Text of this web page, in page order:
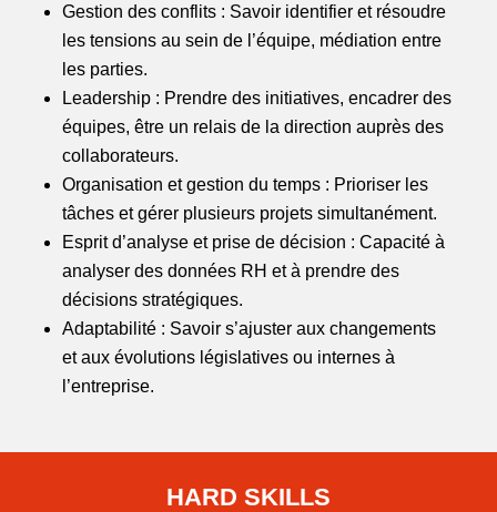
Gestion des conflits : Savoir identifier et résoudre
les tensions au sein de l’équipe, médiation entre
les parties.
Leadership : Prendre des initiatives, encadrer des
équipes, être un relais de la direction auprès des
collaborateurs.
Organisation et gestion du temps : Prioriser les
tâches et gérer plusieurs projets simultanément.
Esprit d’analyse et prise de décision : Capacité à
analyser des données RH et à prendre des
décisions stratégiques.
Adaptabilité : Savoir s’ajuster aux changements
et aux évolutions législatives ou internes à
l’entreprise.
HARD SKILLS